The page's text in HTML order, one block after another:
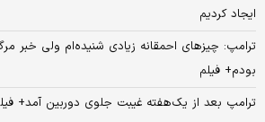
ایجاد کردیم
ترامپ: چیزهای احمقانه زیادی شنیده‌ام ولی خبر
بودم+ فیلم
ترامپ بعد از یک‌هفته‌ غیبت جلوی دوربین آمد+